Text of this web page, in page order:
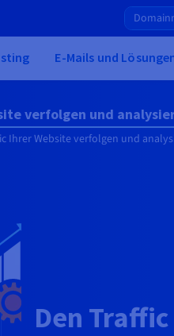
E-Mails und
verfolgen und
Ihrer Website verfolgen und
Den